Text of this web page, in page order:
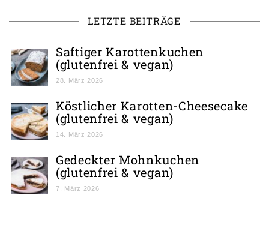
LETZTE BEITRÄGE
Saftiger Karottenkuchen
(glutenfrei & vegan)
28. März 2026
Köstlicher Karotten-Cheesecake
(glutenfrei & vegan)
14. März 2026
Gedeckter Mohnkuchen
(glutenfrei & vegan)
7. März 2026